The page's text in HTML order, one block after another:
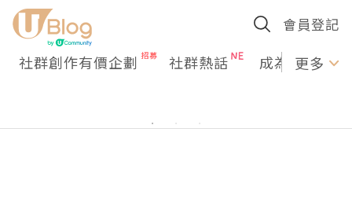
會員登記
社群創作有價企劃 社群熱話 成為U更多